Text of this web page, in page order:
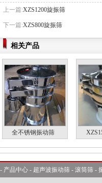
上一篇:XZS1200旋振筛
下一篇:XZS800旋振筛
相关产品
全不锈钢振动筛
- 产品中心 - 超声波振动筛 - 滚筒筛 -